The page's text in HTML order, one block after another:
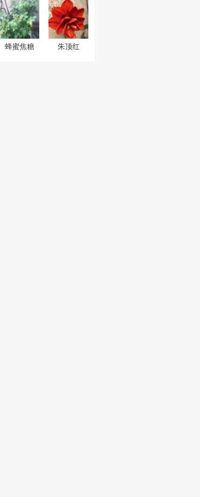
蜂蜜焦糖 朱顶红